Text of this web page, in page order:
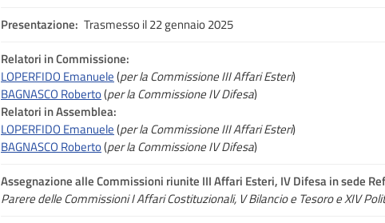
Presentazione: Trasmesso il 22 gennaio 2025
Relatori in Commissione:
LOPERFIDO Emanuele(per la Commissione III Affari Esteri)
BAGNASCO Roberto(per la Commissione IV Difesa)
Relatori in Assemblea:
LOPERFIDO Emanuele(per la Commissione III Affari Esteri)
BAGNASCO Roberto(per la Commissione IV Difesa)
Assegnazionealle Commissioni riunite III Affari Esteri, IV Difesa in sede
Parere delle Commissioni I Affari Costituzionali, V Bilancio e Tesoro e XIV